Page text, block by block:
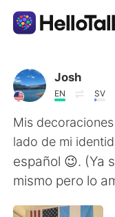
แอปแลกเปลี่ยน
AI Grammar
ไทย
English
Josh
EN SV
Mis
lado de mi
español 😉. (Ya
mismo pero lo